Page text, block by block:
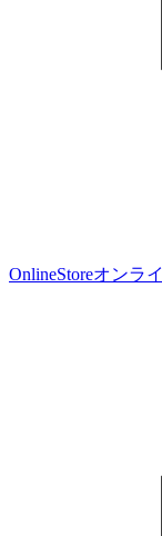
OnlineStoreオンラ